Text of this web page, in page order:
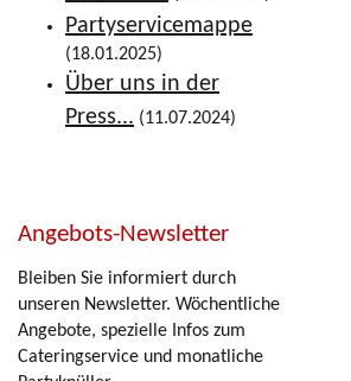
Partyservicemappe
(18.01.2025)
Über uns in der
Press... (11.07.2024)
Angebots-Newsletter
Bleiben Sie informiert durch
unseren Newsletter. Wöchentliche
Angebote, spezielle Infos zum
Cateringservice und monatliche